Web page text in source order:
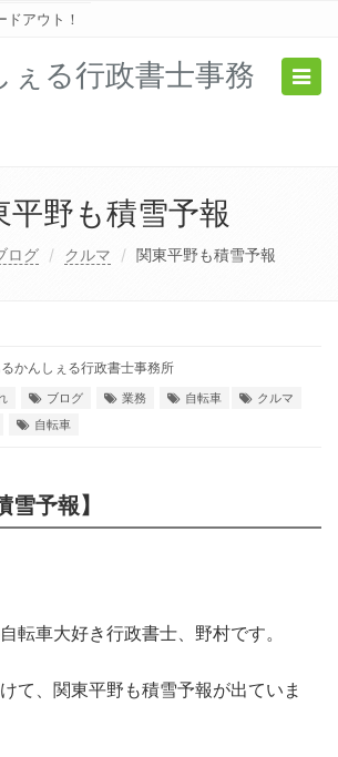
ドアウト！
ぇる行政書士事務
平野も積雪予報
ログ クルマ 関東平野も積雪予報
かんしぇる行政書士事務所
ブログ 業務 自転車
クルマ
自転車
雪予報】
転車大好き行政書士、野村です。
て、関東平野も積雪予報が出ていま